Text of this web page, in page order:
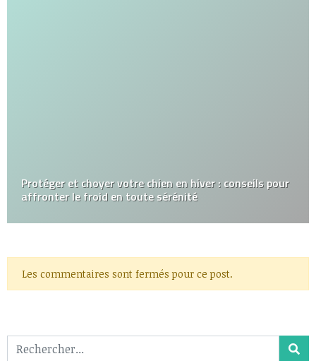
Protéger et choyer votre chien en hiver : conseils pour
affronter le froid en toute sérénité
Les commentaires sont fermés pour ce post.